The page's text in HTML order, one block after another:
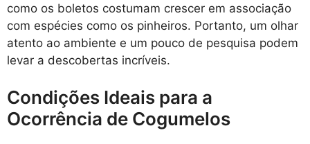
como os boletos costumam crescer em associação
com espécies como os pinheiros. Portanto, um olhar
atento ao ambiente e um pouco de pesquisa podem
levar a descobertas incríveis.
Condições Ideais para a
Ocorrência de Cogumelos